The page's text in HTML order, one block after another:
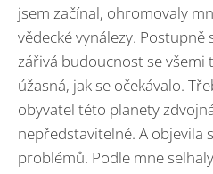
jsem začínal, ohromovaly
vědecké vynálezy. Postupně
zářivá budoucnost se
úžasná, jak se očekávalo.
obyvatel této planety
nepředstavitelné. A objevila
problémů. Podle mne